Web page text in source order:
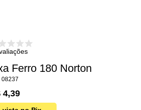
Ferro 180 Norton
08237
4,39